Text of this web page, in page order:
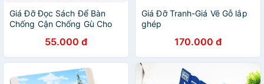
Giá Đỡ Đọc Sách Để Bàn
Chống Cận Chống Gù Cho
Nấc Chỉnh Độ Cao
55.000 đ
Giá Đỡ Tranh-Giá Vẽ Gỗ lắp
ghép
170.000 đ